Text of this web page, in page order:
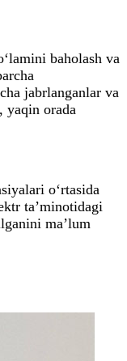
baholash va
jabrlanganlar va
yaqin orada
o‘rtasida
ta’minotidagi
ma’lum